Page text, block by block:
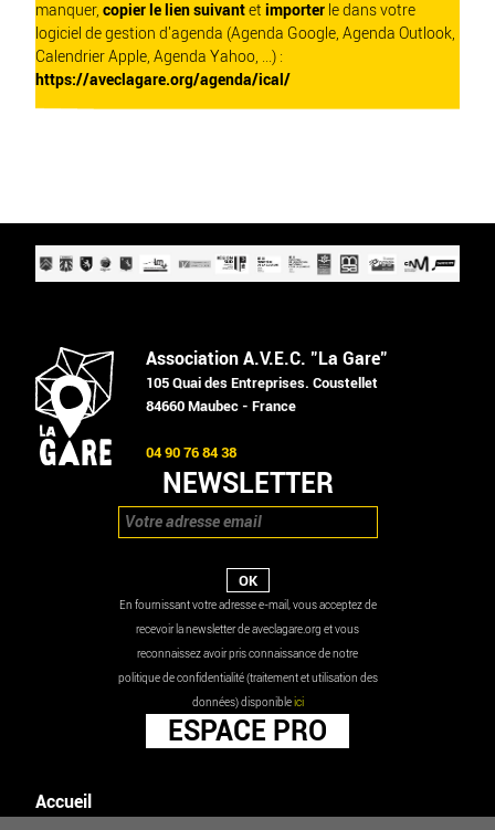
manquer, copier le lien suivantet importer le dans votre
logiciel de gestion d'agenda (Agenda Google, Agenda Outlook,
Calendrier Apple, Agenda Yahoo, ...) :
https://aveclagare.org/agenda/ical/
Association A.V.E.C. "La Gare"
105 Quai des Entreprises. Coustellet
84660 Maubec - France
04 90 76 84 38
NEWSLETTER
En fournissant votre adresse e-mail, vous acceptez de
recevoir la newsletter de aveclagare.org et vous
reconnaissez avoir pris connaissance de notre
politique de confidentialité (traitement et utilisation des
données) disponibleici
ESPACE PRO
Accueil